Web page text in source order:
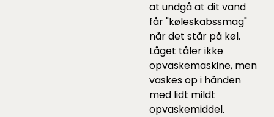
at undgå at dit vand
får "køleskabssmag"
når det står på køl.
Låget tåler ikke
opvaskemaskine, men
vaskes op i hånden
med lidt mildt
opvaskemiddel.